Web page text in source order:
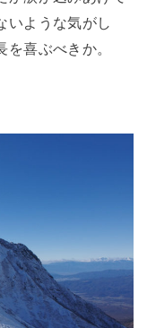
いような気がし
喜ぶべきか。